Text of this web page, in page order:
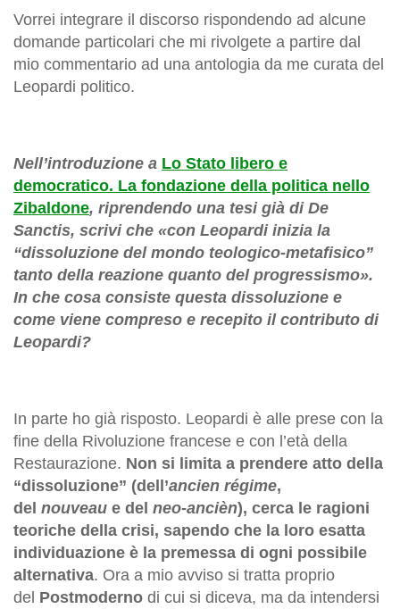
Vorrei integrare il discorso rispondendo ad alcune
domande particolari che mi rivolgete a partire dal
mio commentario ad una antologia da me curata del
Leopardi politico.
Nell’introduzione a Lo Stato libero e
democratico. La fondazione della politica nello
Zibaldone, riprendendo una tesi già di De
Sanctis, scrivi che «con Leopardi inizia la
“dissoluzione del mondo teologico-metafisico”
tanto della reazione quanto del progressismo».
In che cosa consiste questa dissoluzione e
come viene compreso e recepito il contributo di
Leopardi?
In parte ho già risposto. Leopardi è alle prese con la
fine della Rivoluzione francese e con l’età della
Restaurazione. Non si limita a prendere atto della
“dissoluzione” (dell’ancien régime,
del nouveau e del neo-ancièn), cerca le ragioni
teoriche della crisi, sapendo che la loro esatta
individuazione è la premessa di ogni possibile
alternativa. Ora a mio avviso si tratta proprio
del Postmoderno di cui si diceva, ma da intendersi